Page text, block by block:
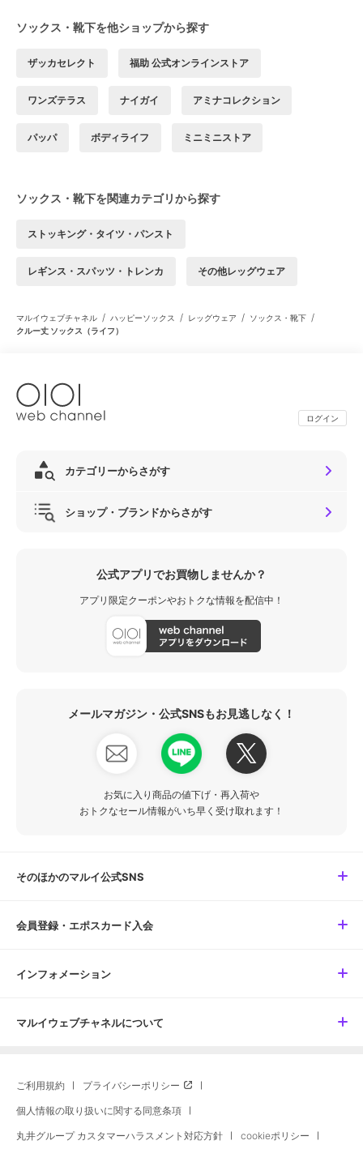
ソックス・靴下を他ショップから探す
ザッカセレクト 福助 公式オンラインストア
ワンズテラス ナイガイ アミナコレクション
パッパ ボディライフ ミニミニストア
ソックス・靴下を関連カテゴリから探す
ストッキング・タイツ・パンスト
レギンス・スパッツ・トレンカ その他レッグウェア
マルイウェブチャネル / ハッピーソックス / レッグウェア / ソックス・靴下 /
クルー丈 ソックス（ライフ）
ログイン
カテゴリーからさがす
ショップ・ブランドからさがす
公式アプリでお買物しませんか？
アプリ限定クーポンやおトクな情報を配信中！
メールマガジン・公式SNSもお見逃しなく！
お気に入り商品の値下げ・再入荷や
おトクなセール情報がいち早く受け取れます！
そのほかのマルイ公式SNS
会員登録・エポスカード入会
インフォメーション
マルイウェブチャネルについて
ご利用規約 プライバシーポリシー
個人情報の取り扱いに関する同意条項
丸井グループ カスタマーハラスメント対応方針 cookieポリシー